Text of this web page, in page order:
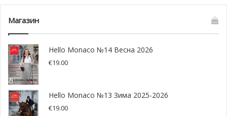
Магазин
Hello Monaco №14 Весна 2026
€19.00
Hello Monaco №13 Зима 2025-2026
€19.00